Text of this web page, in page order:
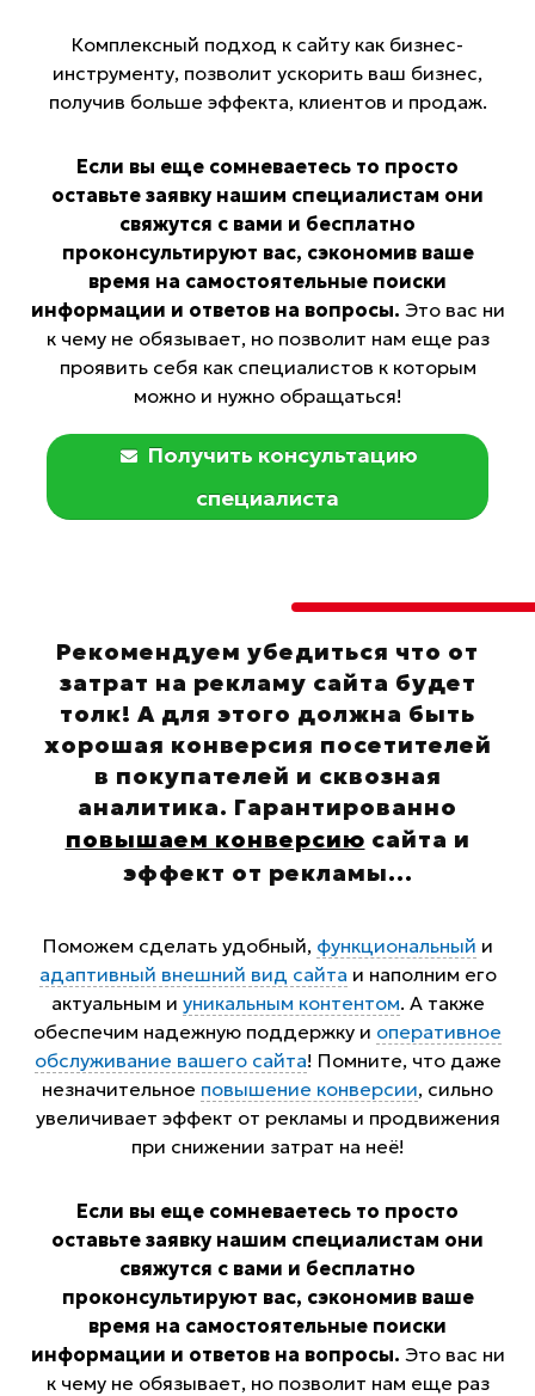
Комплексный подход к сайту как бизнес-
инструменту, позволит ускорить ваш бизнес,
получив больше эффекта, клиентов и продаж.
Если вы еще сомневаетесь то просто
оставьте заявку нашим специалистам они
свяжутся с вами и бесплатно
проконсультируют вас, сэкономив ваше
время на самостоятельные поиски
информации и ответов на вопросы. Это вас ни
к чему не обязывает, но позволит нам еще раз
проявить себя как специалистов к которым
можно и нужно обращаться!
Получить консультацию
специалиста
Рекомендуем убедиться что от
затрат на рекламу сайта будет
толк! А для этого должна быть
хорошая конверсия посетителей
в покупателей и сквозная
аналитика. Гарантированно
повышаем конверсию сайта и
эффект от рекламы...
Поможем сделать удобный, функциональный и
адаптивный внешний вид сайта и наполним его
актуальным и уникальным контентом. А также
обеспечим надежную поддержку и оперативное
обслуживание вашего сайта! Помните, что даже
незначительное повышение конверсии, сильно
увеличивает эффект от рекламы и продвижения
при снижении затрат на неё!
Если вы еще сомневаетесь то просто
оставьте заявку нашим специалистам они
свяжутся с вами и бесплатно
проконсультируют вас, сэкономив ваше
время на самостоятельные поиски
информации и ответов на вопросы. Это вас ни
к чему не обязывает, но позволит нам еще раз